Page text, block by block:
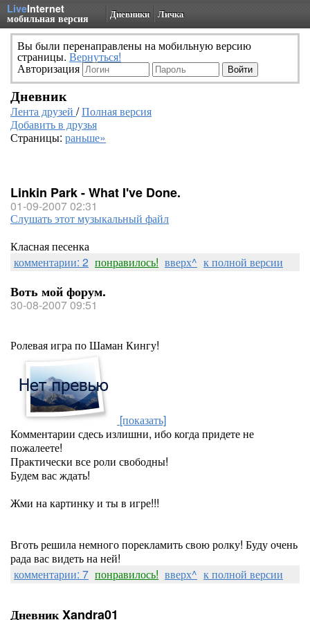
LiveInternet
мобильная версия Дневники Личка
Вы были перенаправлены на мобильную версию
страницы. Вернуться!
Авторизация
Дневник
Лента друзей /Полная версия
Добавить в друзья
Страницы: раньше»
Linkin Park - What I've Done.
01-09-2007 02:31
Слушать этот музыкальный файл
Класная песенка
комментарии: 2 понравилось! вверх^ к полной версии
Воть мой форум.
30-08-2007 09:51
Ролевая игра по Шаман Кингу!
[показать]
Комментарии сдесь излишни, ибо когда придете не
пожалеете!
Практически все роли свободны!
Будем вас ждать!
Жми на картинку и ты в игре!!!
Вготь решила немного порекламить свою ролку! Буду очень
рада вас видеть на ней!
комментарии: 7 понравилось! вверх^ к полной версии
Дневник Xandra01